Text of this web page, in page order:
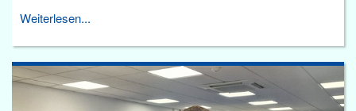
Weiterlesen...